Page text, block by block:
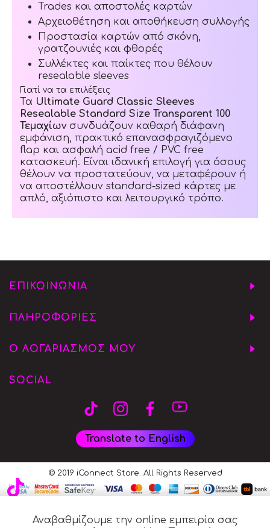
Trades και αποστολές καρτών
Αρχειοθέτηση και αποθήκευση συλλογής
Προστασία καρτών από σκόνη,
γρατζουνιές και φθορές
Συλλέκτες και παίκτες που θέλουν
resealable sleeves
Γιατί να τα επιλέξεις
Τα Ultimate Guard Classic Sleeves
Resealable Standard Size Transparent 100
Τεμαχίωνσυνδυάζουν καθαρή διάφανη
εμφάνιση, πρακτικό επανασφραγιζόμενο
flap και ασφαλή acid free / PVC free
κατασκευή. Είναι ιδανική επιλογή για όσους
θέλουν να προστατεύουν, να μεταφέρουν ή
να αποστέλλουν standard-sized κάρτες με
απλό, αξιόπιστο και λειτουργικό τρόπο.
ΕΠΙΚΟΙΝΩΝΙΑ
ΠΛΗΡΟΦΟΡΙΕΣ
Ο ΛΟΓΑΡΙΑΣΜΟΣ ΜΟΥ
SOCIAL
Translate to English
© 2019 iConnect Store. All Rights Reserved
Αναβαθμίζουμε την online εμπειρία σας